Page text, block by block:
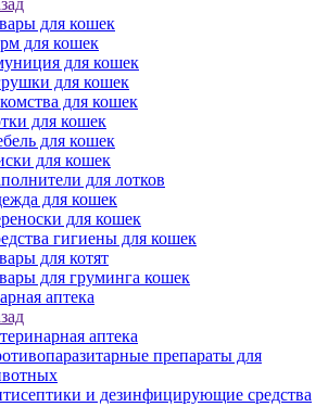
для кошек
для кошек
для кошек
для кошек
для кошек
для кошек
для кошек
для кошек
для лотков
для кошек
для кошек
гигиены для кошек
для котят
для груминга кошек
аптека
аптека
препараты для
и дезинфицирующие средства